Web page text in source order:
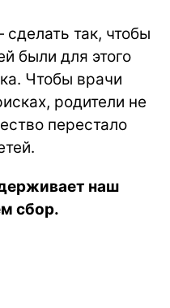
так, чтобы
были для этого
Чтобы врачи
родители не
перестало
наш
сбор.